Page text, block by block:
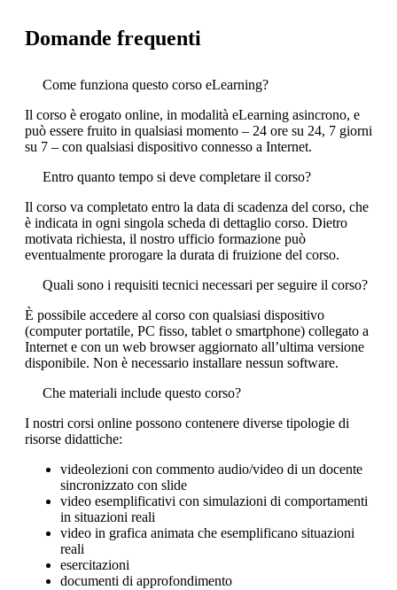
Domande frequenti
Come funziona questo corso eLearning?
Il corso è erogato online, in modalità eLearning asincrono, e
può essere fruito in qualsiasi momento – 24 ore su 24, 7 giorni
su 7 – con qualsiasi dispositivo connesso a Internet.
Entro quanto tempo si deve completare il corso?
Il corso va completato entro la data di scadenza del corso, che
è indicata in ogni singola scheda di dettaglio corso. Dietro
motivata richiesta, il nostro ufficio formazione può
eventualmente prorogare la durata di fruizione del corso.
Quali sono i requisiti tecnici necessari per seguire il corso?
È possibile accedere al corso con qualsiasi dispositivo
(computer portatile, PC fisso, tablet o smartphone) collegato a
Internet e con un web browser aggiornato all’ultima versione
disponibile. Non è necessario installare nessun software.
Che materiali include questo corso?
I nostri corsi online possono contenere diverse tipologie di
risorse didattiche:
videolezioni con commento audio/video di un docente
sincronizzato con slide
video esemplificativi con simulazioni di comportamenti
in situazioni reali
video in grafica animata che esemplificano situazioni
reali
esercitazioni
documenti di approfondimento